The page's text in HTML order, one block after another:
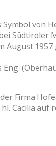
von
Südtiroler
August
Firma
Cäcilia